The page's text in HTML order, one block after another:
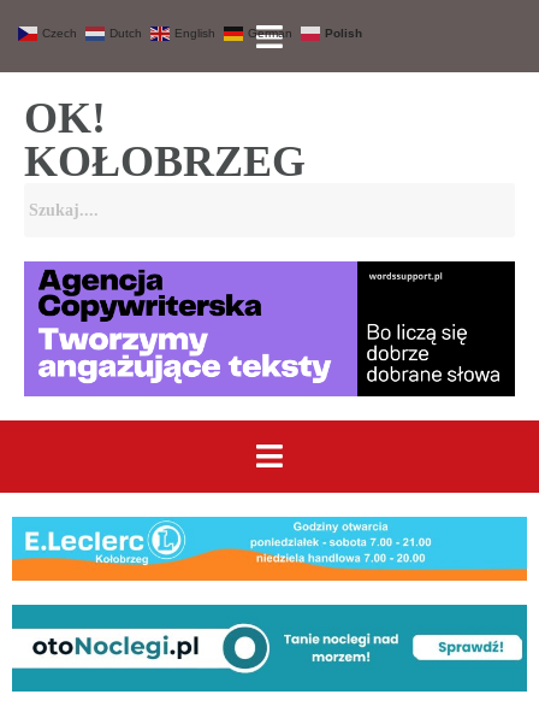
OK!
KOŁOBRZEG
Czech Dutch English German Polish